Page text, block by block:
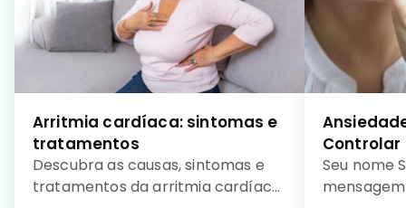
Arritmia cardíaca: sintomas e
tratamentos
Descubra as causas, sintomas e
tratamentos da arritmia cardíaca
Controlar
Seu nome